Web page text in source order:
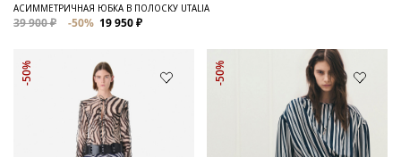
АСИММЕТРИЧНАЯ ЮБКА В ПОЛОСКУ UTALIA
39 900 ₽ -50% 19 950 ₽
-50% -50%